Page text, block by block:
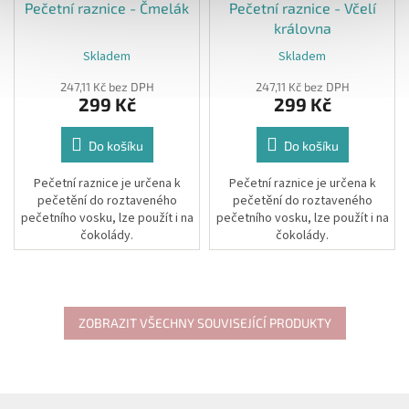
Pečetní raznice - Čmelák
Skladem
247,11 Kč bez DPH
299 Kč
Do košíku
Pečetní raznice je určena k
pečetění do roztaveného
pečetního vosku, lze použít i na
čokolády.
dřevěné rukojeti, ke které je
přišroubována, nikoliv lepena.
Pečetní raznice - Včelí
královna
Skladem
247,11 Kč bez DPH
299 Kč
Do košíku
Pečetní raznice je určena k
pečetění do roztaveného
pečetního vosku, lze použít i na
čokolády.
dřevěné rukojeti, ke které je
přišroubována, nikoliv lepena.
ZOBRAZIT VŠECHNY SOUVISEJÍCÍ PRODUKTY